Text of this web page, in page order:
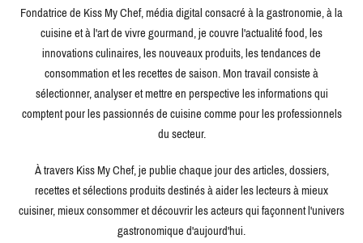
Fondatrice de Kiss My Chef, média digital consacré à la gastronomie, à la
cuisine et à l'art de vivre gourmand, je couvre l'actualité food, les
innovations culinaires, les nouveaux produits, les tendances de
consommation et les recettes de saison. Mon travail consiste à
sélectionner, analyser et mettre en perspective les informations qui
comptent pour les passionnés de cuisine comme pour les professionnels
du secteur.
À travers Kiss My Chef, je publie chaque jour des articles, dossiers,
recettes et sélections produits destinés à aider les lecteurs à mieux
cuisiner, mieux consommer et découvrir les acteurs qui façonnent l'univers
gastronomique d'aujourd'hui.